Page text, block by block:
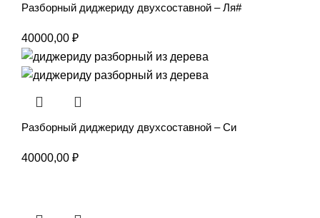
Разборный диджериду двухсоставной – Ля#
40000,00 ₽
Разборный диджериду двухсоставной – Си
40000,00 ₽